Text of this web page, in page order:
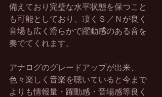
備えており完璧な水平状態を保つこと
も可能としており、凄くＳ／Ｎが良く
音場も広く滑らかで躍動感のある音を
奏でてくれます。
アナログのグレードアップが出来、
色々楽しく音楽を聴いていると今まで
よりも情報量・躍動感・音場感等良く